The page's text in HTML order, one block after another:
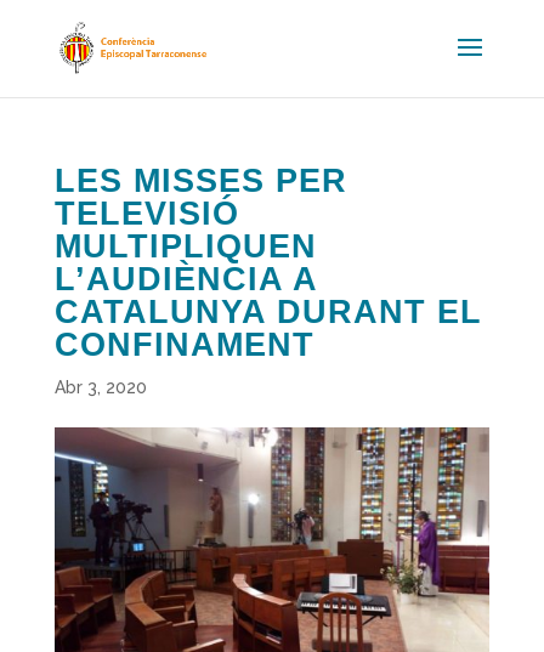
LES MISSES PER
TELEVISIÓ
MULTIPLIQUEN
L’AUDIÈNCIA A
CATALUNYA DURANT EL
CONFINAMENT
Abr 3, 2020